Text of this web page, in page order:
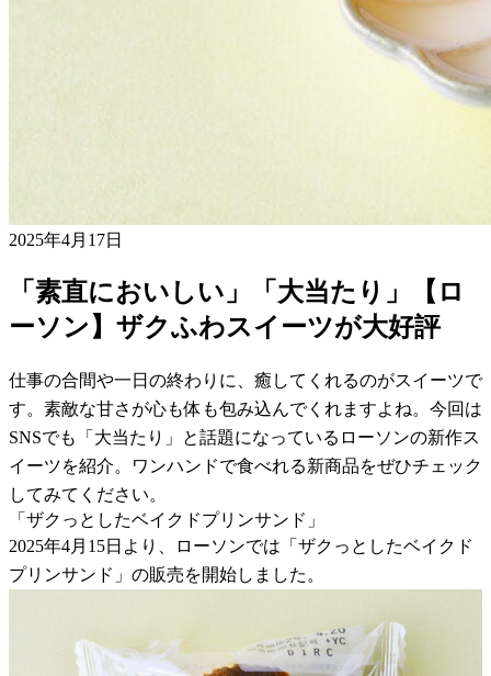
2025年4月17日
「素直においしい」「大当たり」【ロ
ーソン】ザクふわスイーツが大好評
仕事の合間や一日の終わりに、癒してくれるのがスイーツで
す。素敵な甘さが心も体も包み込んでくれますよね。今回は
SNSでも「大当たり」と話題になっているローソンの新作ス
イーツを紹介。ワンハンドで食べれる新商品をぜひチェック
してみてください。
「ザクっとしたベイクドプリンサンド」
2025年4月15日より、ローソンでは「ザクっとしたベイクド
プリンサンド」の販売を開始しました。